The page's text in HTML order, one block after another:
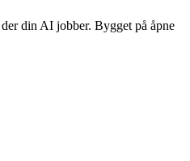
din AI jobber. Bygget på åpne